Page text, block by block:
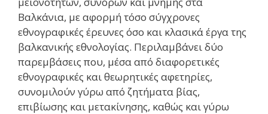
Βαλκάνια, με αφορμή τόσο σύγχρονες
εθνογραφικές έρευνες όσο και κλασικά έργα της
βαλκανικής εθνολογίας. Περιλαμβάνει δύο
παρεμβάσεις που, μέσα από διαφορετικές
εθνογραφικές και θεωρητικές αφετηρίες,
συνομιλούν γύρω από ζητήματα βίας,
επιβίωσης και μετακίνησης, καθώς και γύρω